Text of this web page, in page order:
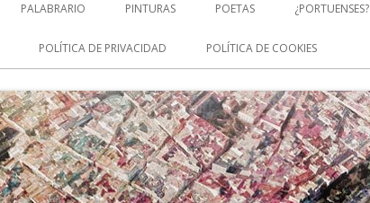
PALABRARIO PINTURAS POETAS ¿PORTUENSES?
POLÍTICA DE PRIVACIDAD POLÍTICA DE COOKIES